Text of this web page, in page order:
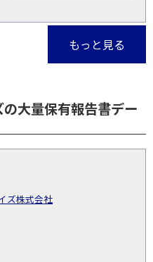
もっと見る
大量保有報告書デー
種
割
ズ株式会社